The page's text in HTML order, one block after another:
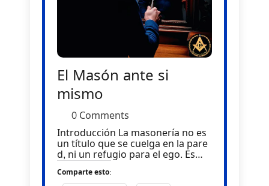
El Masón ante si
mismo
0 Comments
Introducción La masonería no es
un título que se cuelga en la pare
d, ni un refugio para el ego. Es…
Comparte esto: